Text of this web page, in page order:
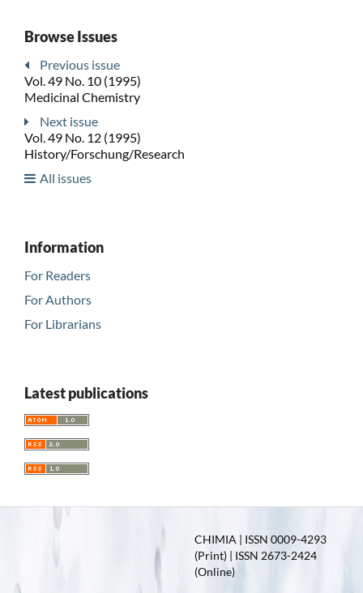
Browse Issues
Previous issue
Vol. 49 No. 10 (1995)
Medicinal Chemistry
Next issue
Vol. 49 No. 12 (1995)
History/Forschung/Research
All issues
Information
For Readers
For Authors
For Librarians
Latest publications
CHIMIA | ISSN 0009-4293
(Print) | ISSN 2673-2424
(Online)